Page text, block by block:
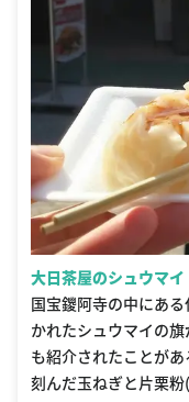
大日茶屋のシュウマイ
国宝鑁阿寺の中にある
かれたシュウマイの旗
も紹介されたことがあ
刻んだ玉ねぎと片栗粉